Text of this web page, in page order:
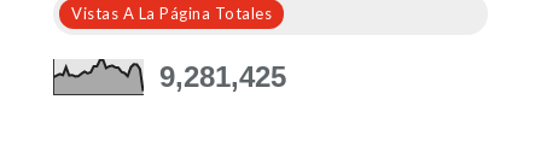
Vistas A La Página Totales
9,281,425